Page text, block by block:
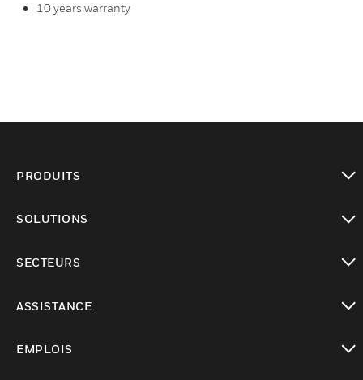
10 years warranty
PRODUITS
SOLUTIONS
SECTEURS
ASSISTANCE
EMPLOIS